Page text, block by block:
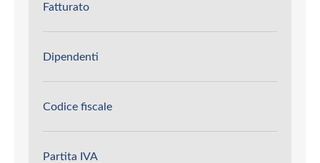
Fatturato
Dipendenti
Codice fiscale
Partita IVA